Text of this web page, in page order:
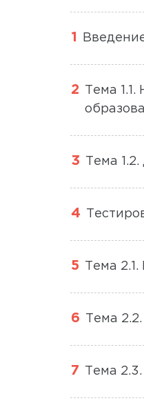
Тема
Тема
Тема
Тема
Тема